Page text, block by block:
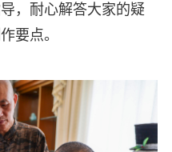
，耐心解答大家的疑
要点。